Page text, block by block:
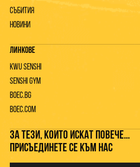
Събития
Новини
Линкове
KWU Senshi
Senshi gym
Boec.bg
Boec.com
ЗА ТЕЗИ, КОИТО ИСКАТ ПОВЕЧЕ...
ПРИСЪЕДИНЕТЕ СЕ КЪМ НАС